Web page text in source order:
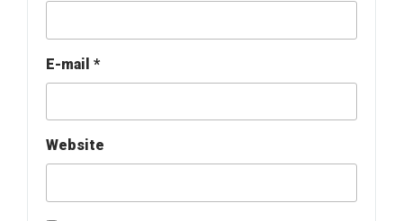
E-mail *
Website